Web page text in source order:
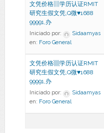
文凭价格▥学历认证RMIT
研究生假文凭,Q微♥1688
99991,办
Iniciado por:
Sidaamyas
en: Foro General
文凭价格▩学历认证RMIT
研究生假文凭,Q微♥1688
99991,办
Iniciado por:
Sidaamyas
en: Foro General